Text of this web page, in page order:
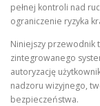
pełnej kontroli nad
ograniczenie ryzyka
Niniejszy przewodnik
zintegrowanego
autoryzację
nadzoru wizyjnego,
bezpieczeństwa.